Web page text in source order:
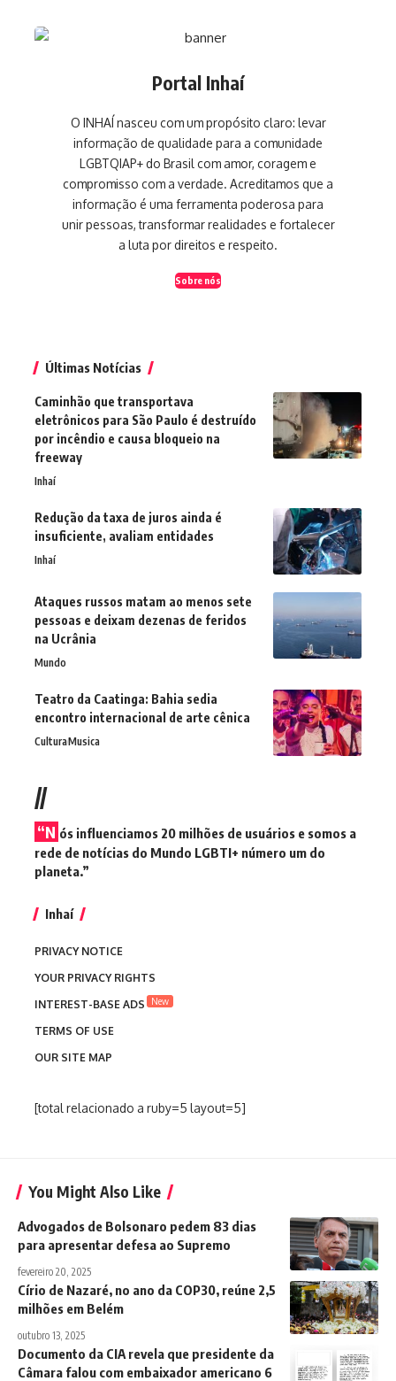
Portal Inhaí
O INHAÍ nasceu com um propósito claro: levar
informação de qualidade para a comunidade
LGBTQIAP+ do Brasil com amor, coragem e
compromisso com a verdade. Acreditamos que a
informação é uma ferramenta poderosa para
unir pessoas, transformar realidades e fortalecer
a luta por direitos e respeito.
Sobre nós
Últimas Notícias
Caminhão que transportava
eletrônicos para São Paulo é destruído
por incêndio e causa bloqueio na
freeway
Inhaí
Redução da taxa de juros ainda é
insuficiente, avaliam entidades
Inhaí
Ataques russos matam ao menos sete
pessoas e deixam dezenas de feridos
na Ucrânia
Mundo
Teatro da Caatinga: Bahia sedia
encontro internacional de arte cênica
CulturaMusica
//
“N ós influenciamos 20 milhões de usuários e somos a
rede de notícias do Mundo LGBTI+ número um do
planeta.”
Inhaí
PRIVACY NOTICE
YOUR PRIVACY RIGHTS
INTEREST-BASE ADS
New
TERMS OF USE
OUR SITE MAP
[total relacionado a ruby=5 layout=5]
You Might Also Like
Advogados de Bolsonaro pedem 83 dias
para apresentar defesa ao Supremo
fevereiro 20, 2025
Círio de Nazaré, no ano da COP30, reúne 2,5
milhões em Belém
outubro 13, 2025
Documento da CIA revela que presidente da
Câmara falou com embaixador americano 6